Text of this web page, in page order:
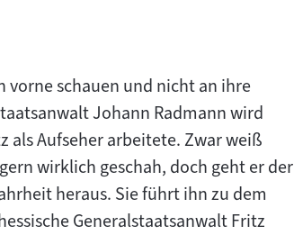
vorne schauen und nicht an ihre
Johann Radmann wird
als Aufseher arbeitete. Zwar weiß
wirklich geschah, doch geht er der
heraus. Sie führt ihn zu dem
Generalstaatsanwalt Fritz